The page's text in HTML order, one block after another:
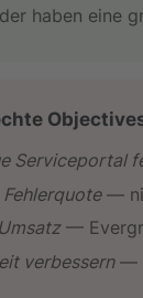
haben eine
Serviceportal
—
—
verbessern—